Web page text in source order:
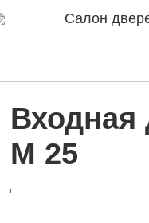
Салон
Входная
M 25